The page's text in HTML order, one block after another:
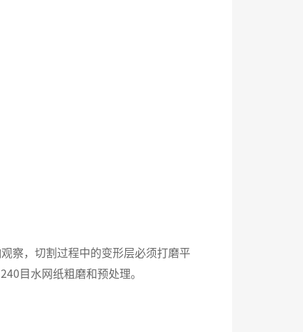
察，切割过程中的变形层必须打磨平
目水网纸粗磨和预处理。